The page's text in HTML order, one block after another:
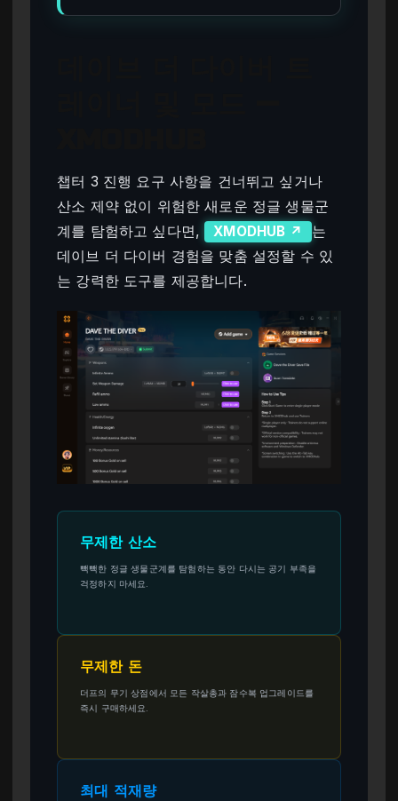
챕터 3 진행 요구 사항을 건너뛰고 싶거나
산소 제약 없이 위험한 새로운 정글 생물군
계를 탐험하고 싶다면,
XMODHUB ↗
는
데이브 더 다이버 경험을 맞춤 설정할 수 있
는 강력한 도구를 제공합니다.
무제한 산소
빽빽한 정글 생물군계를 탐험하는 동안 다시는 공기 부족을
걱정하지 마세요.
무제한 돈
더프의 무기 상점에서 모든 작살총과 잠수복 업그레이드를
즉시 구매하세요.
최대 적재량